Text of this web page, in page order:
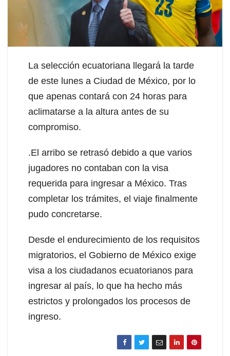
La selección ecuatoriana llegará la tarde
de este lunes a Ciudad de México, por lo
que apenas contará con 24 horas para
aclimatarse a la altura antes de su
compromiso.
.El arribo se retrasó debido a que varios
jugadores no contaban con la visa
requerida para ingresar a México. Tras
completar los trámites, el viaje finalmente
pudo concretarse.
Desde el endurecimiento de los requisitos
migratorios, el Gobierno de México exige
visa a los ciudadanos ecuatorianos para
ingresar al país, lo que ha hecho más
estrictos y prolongados los procesos de
ingreso.